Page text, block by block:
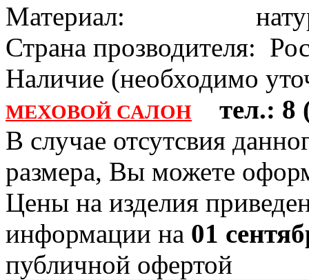
Материал:
Страна прозводителя:
Наличие (необходимо
МЕХОВОЙ САЛОН
тел.: 8
В случае отсутсвия
размера, Вы можете
Цены на изделия
информации на 01
публичной офертой